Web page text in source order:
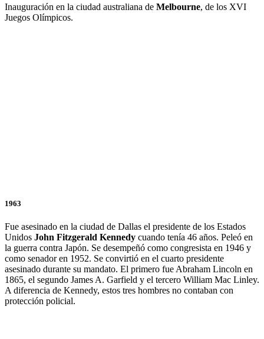
Inauguración en la ciudad australiana de Melbourne, de los XVI
Juegos Olímpicos.
1963
Fue asesinado en la ciudad de Dallas el presidente de los Estados
Unidos John Fitzgerald Kennedy cuando tenía 46 años. Peleó en
la guerra contra Japón. Se desempeñó como congresista en 1946 y
como senador en 1952. Se convirtió en el cuarto presidente
asesinado durante su mandato. El primero fue Abraham Lincoln en
1865, el segundo James A. Garfield y el tercero William Mac Linley.
A diferencia de Kennedy, estos tres hombres no contaban con
protección policial.